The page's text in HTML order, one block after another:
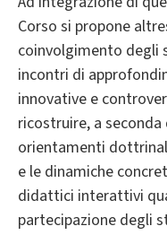
Corso si propone
coinvolgimento degli
incontri di
innovative e
ricostruire, a
orientamenti
e le dinamiche
didattici interattivi
partecipazione degli